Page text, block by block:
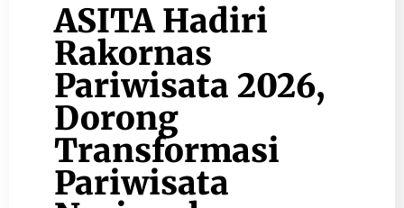
ASITA Hadiri
Rakornas
Pariwisata 2026,
Dorong
Transformasi
Pariwisata